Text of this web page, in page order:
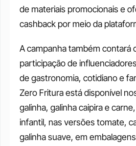
de materiais promocionais e
cashback por meio da
A campanha também contará
participação de
de gastronomia, cotidiano e
Zero Fritura está disponível
galinha, galinha caipira e
infantil, nas versões tomate,
galinha suave, em